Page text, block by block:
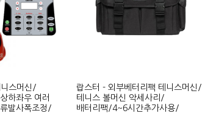
스머신/
하좌우 여러
발사폭조정/
랍스터 - 외부베터리팩 테니스머신/
테니스 볼머신 악세사리/
배터리팩/4~6시간추가사용/